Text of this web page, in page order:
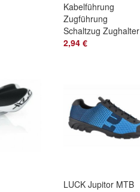
Kabelführung
Zugführung
Schaltzug Zughalter
Abstandhalter
2,94 €
LUCK Jupitor MTB